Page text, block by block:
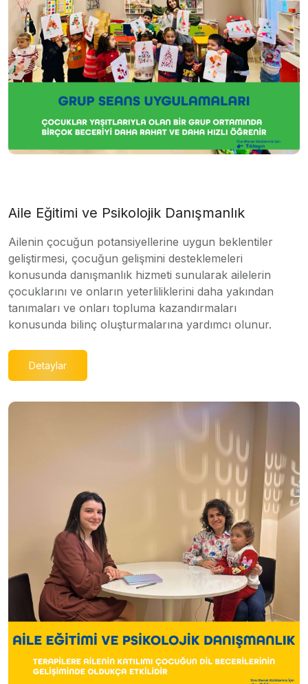
Aile Eğitimi ve Psikolojik Danışmanlık
Ailenin çocuğun potansiyellerine uygun beklentiler
geliştirmesi, çocuğun gelişmini desteklemeleri
konusunda danışmanlık hizmeti sunularak ailelerin
çocuklarını ve onların yeterliliklerini daha yakından
tanımaları ve onları topluma kazandırmaları
konusunda bilinç oluşturmalarına yardımcı olunur.
Detaylar